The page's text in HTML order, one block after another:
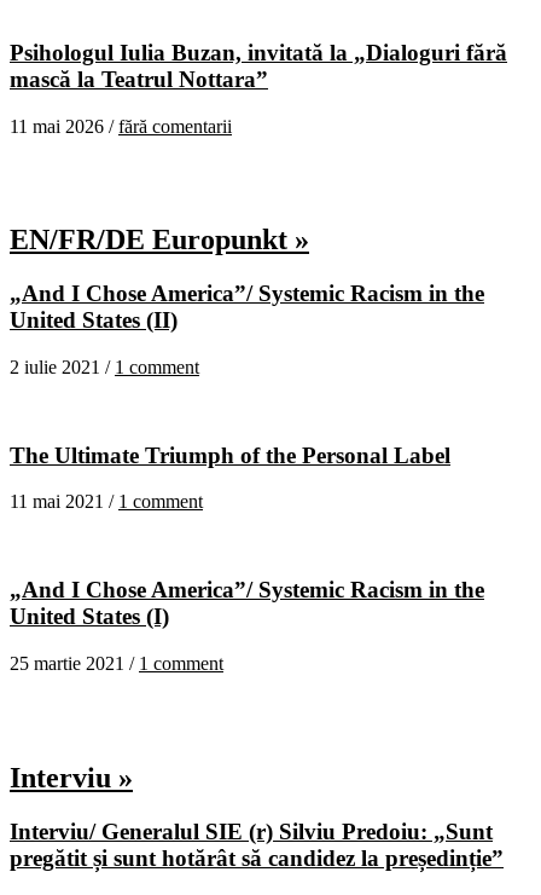
Psihologul Iulia Buzan, invitată la „Dialoguri fără
mască la Teatrul Nottara”
11 mai 2026 /fără comentarii
EN/FR/DE Europunkt »
„And I Chose America”/ Systemic Racism in the
United States (II)
2 iulie 2021 / 1 comment
The Ultimate Triumph of the Personal Label
11 mai 2021 / 1 comment
„And I Chose America”/ Systemic Racism in the
United States (I)
25 martie 2021 / 1 comment
Interviu »
Interviu/ Generalul SIE (r) Silviu Predoiu: „Sunt
pregătit și sunt hotărât să candidez la președinție”